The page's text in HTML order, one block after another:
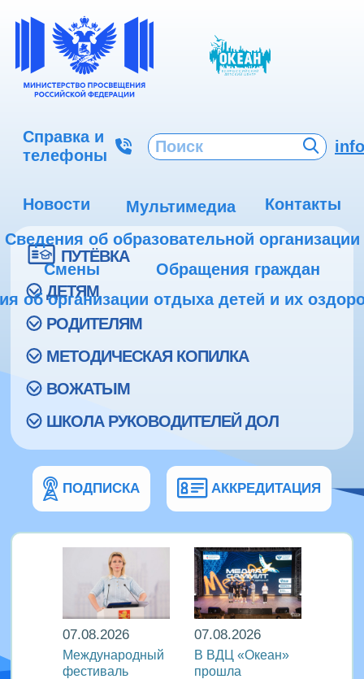
Справка и
телефоны
Новости Мультимедиа
Контакты
Сведения об образовательной организации
Смены
Обращения граждан
об организации отдыха детей и их
ПУТЁВКА
ДЕТЯМ
РОДИТЕЛЯМ
МЕТОДИЧЕСКАЯ КОПИЛКА
ВОЖАТЫМ
ШКОЛА РУКОВОДИТЕЛЕЙ ДОЛ
ПОДПИСКА АККРЕДИТАЦИЯ
07.08.2026
Международный
фестиваль
07.08.2026
В ВДЦ «Океан»
прошла